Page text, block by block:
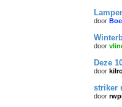
door
door
Deze
door
striker
door